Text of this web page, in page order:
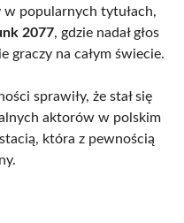
w popularnych tytułach,
2077, gdzie nadał głos
graczy na całym świecie.
sprawiły, że stał się
aktorów w polskim
która z pewnością